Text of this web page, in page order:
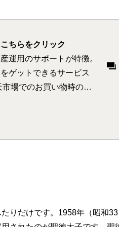
ちらをクリック
運用のサポートが特徴。
ゲットできるサービス
場でのお買い物時のポ
りだけです。1958年（昭和33